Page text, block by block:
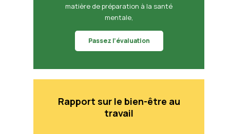
matière de préparation à la santé
mentale,
Passez l’évaluation
Rapport sur le bien-être au
travail